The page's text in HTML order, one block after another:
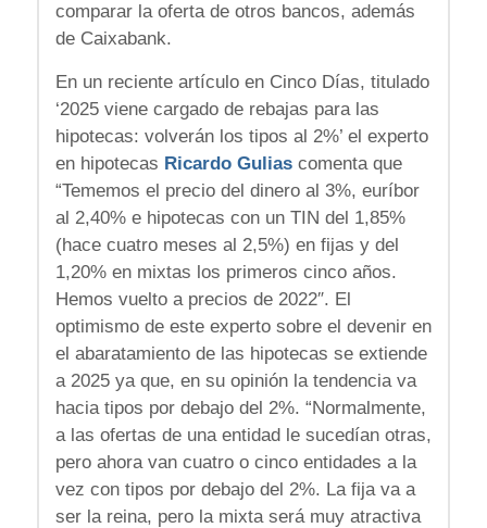
comparar la oferta de otros bancos, además
de Caixabank.
En un reciente artículo en Cinco Días, titulado
‘2025 viene cargado de rebajas para las
hipotecas: volverán los tipos al 2%’ el experto
en hipotecas Ricardo Guliascomenta que
“Tememos el precio del dinero al 3%, euríbor
al 2,40% e hipotecas con un TIN del 1,85%
(hace cuatro meses al 2,5%) en fijas y del
1,20% en mixtas los primeros cinco años.
Hemos vuelto a precios de 2022″. El
optimismo de este experto sobre el devenir en
el abaratamiento de las hipotecas se extiende
a 2025 ya que, en su opinión la tendencia va
hacia tipos por debajo del 2%. “Normalmente,
a las ofertas de una entidad le sucedían otras,
pero ahora van cuatro o cinco entidades a la
vez con tipos por debajo del 2%. La fija va a
ser la reina, pero la mixta será muy atractiva